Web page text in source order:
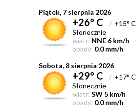
Piątek, 7 sierpnia 2026
+26° C /+15° C
Słonecznie
wiatr: NNE 6 km/h
opady: 0.0 mm/h
Sobota, 8 sierpnia 2026
+29° C /+17° C
Słonecznie
wiatr: SW 5 km/h
opady: 0.0 mm/h